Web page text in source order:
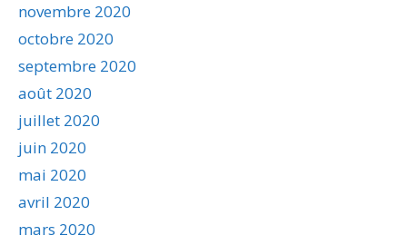
novembre 2020
octobre 2020
septembre 2020
août 2020
juillet 2020
juin 2020
mai 2020
avril 2020
mars 2020